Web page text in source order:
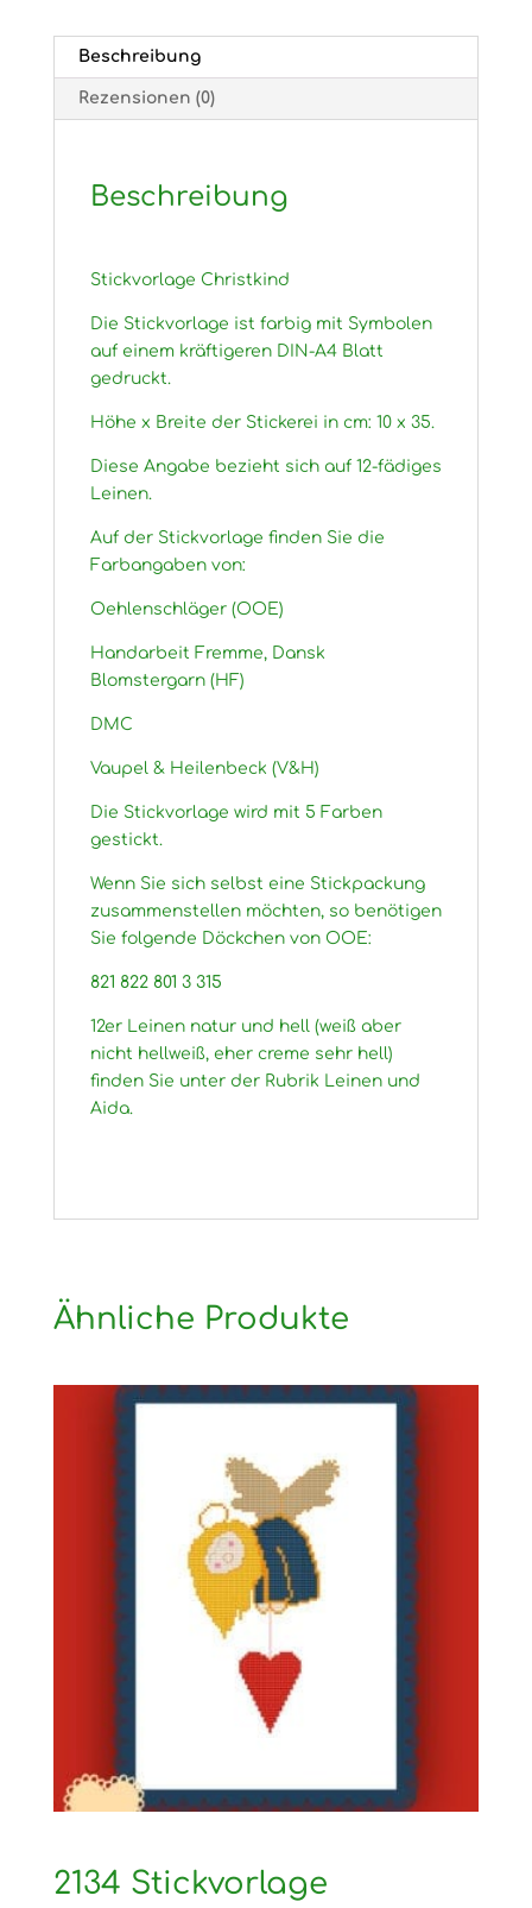
Beschreibung
Rezensionen (0)
Beschreibung
Stickvorlage Christkind
Die Stickvorlage ist farbig mit Symbolen
auf einem kräftigeren DIN-A4 Blatt
gedruckt.
Höhe x Breite der Stickerei in cm: 10 x 35.
Diese Angabe bezieht sich auf 12-fädiges
Leinen.
Auf der Stickvorlage finden Sie die
Farbangaben von:
Oehlenschläger (OOE)
Handarbeit Fremme, Dansk
Blomstergarn (HF)
DMC
Vaupel & Heilenbeck (V&H)
Die Stickvorlage wird mit 5 Farben
gestickt.
Wenn Sie sich selbst eine Stickpackung
zusammenstellen möchten, so benötigen
Sie folgende Döckchen von OOE:
821 822 801 3 315
12er Leinen natur und hell (weiß aber
nicht hellweiß, eher creme sehr hell)
finden Sie unter der Rubrik Leinen und
Aida.
Ähnliche Produkte
2134 Stickvorlage